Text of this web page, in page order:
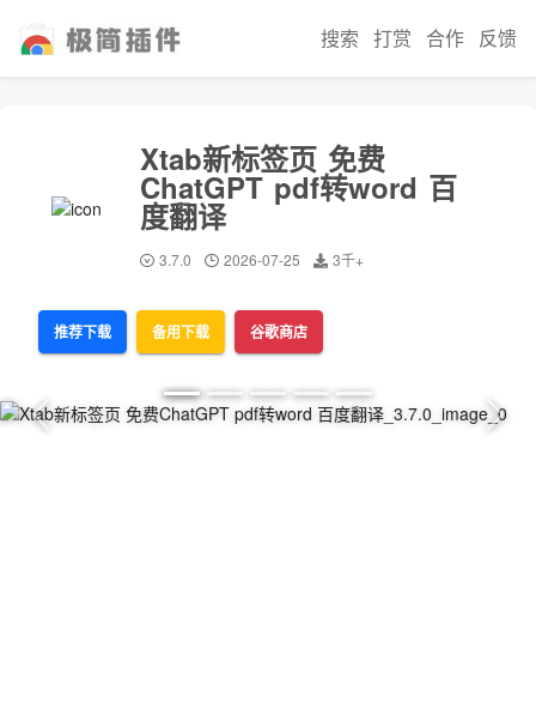
搜索 打赏 合作 反馈
Xtab新标签页 免费
ChatGPT pdf转word 百
度翻译
3.7.0 2026-07-25 3千+
推荐下载 备用下载 谷歌商店